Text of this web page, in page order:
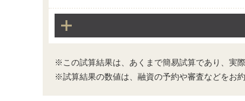
バス
※この試算結果は、あくまで簡易試算であり、実
※試算結果の数値は、融資の予約や審査などをお